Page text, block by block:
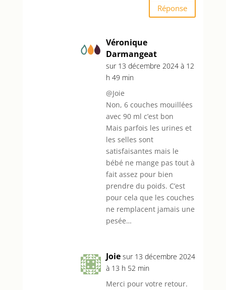
Réponse
Véronique
Darmangeat
sur 13 décembre 2024 à 12
h 49 min
@Joie
Non, 6 couches mouillées
avec 90 ml c’est bon
Mais parfois les urines et
les selles sont
satisfaisantes mais le
bébé ne mange pas tout à
fait assez pour bien
prendre du poids. C’est
pour cela que les couches
ne remplacent jamais une
pesée…
Joie sur 13 décembre 2024
à 13 h 52 min
Merci pour votre retour.